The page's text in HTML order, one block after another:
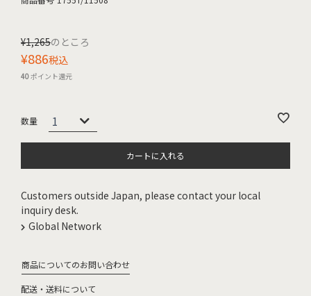
¥1,265のところ
¥886税込
40ポイント還元
カートに入れる
Customers outside Japan, please contact your local
inquiry desk.
Global Network
商品についてのお問い合わせ
配送・送料について